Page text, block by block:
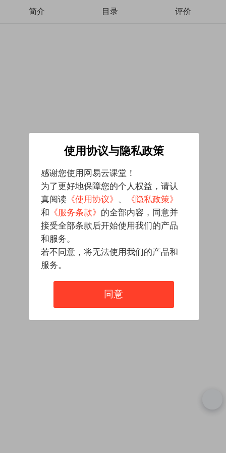
简介 目录 评价
使用协议与隐私政策
感谢您使用网易云课堂！
为了更好地保障您的个人权益，请认
真阅读 《使用协议》 、
《隐私政策》
和 《服务条款》 的全部内容，同意并
接受全部条款后开始使用我们的产品
和服务。
若不同意，将无法使用我们的产品和
服务。
同意